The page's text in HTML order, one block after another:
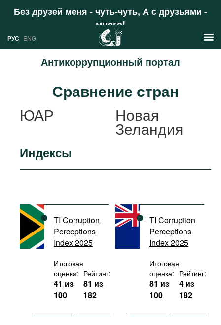
Без друзей меня - чуть-чуть, А с друзьями -
много!
Поддержать
РУС ENG
Антикоррупционный портал
Аналитика
Международных организаций
Ресурсы
Литература
Документы международных
организаций
Фильмы
Подкасты
Книжная полка
О проекте
Сравнение стран
ЮАР
Новая
Зеландия
Индексы
TI Corruption
Perceptions
Index 2025
Итоговая
оценка:
41 из
100
Рейтинг:
81 из
182
TI Corruption
Perceptions
Index 2025
Итоговая
оценка:
81 из
100
Рейтинг:
4 из
182